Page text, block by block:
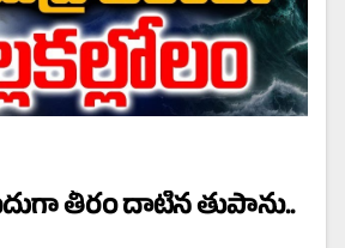
తీరం దాటిన తుపాను..